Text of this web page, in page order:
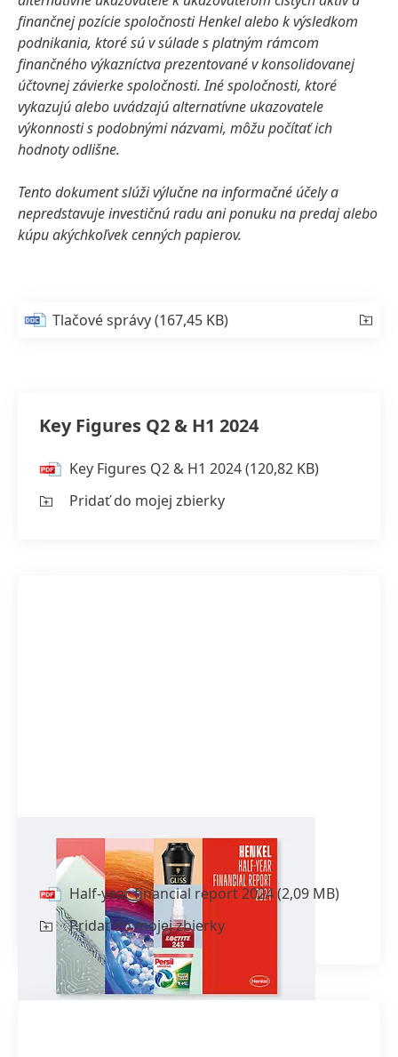
finančnej pozície spoločnosti Henkel alebo k výsledkom
podnikania, ktoré sú v súlade s platným rámcom
finančného výkazníctva prezentované v konsolidovanej
účtovnej závierke spoločnosti. Iné spoločnosti, ktoré
vykazujú alebo uvádzajú alternatívne ukazovatele
výkonnosti s podobnými názvami, môžu počítať ich
hodnoty odlišne.
Tento dokument slúži výlučne na informačné účely a
nepredstavuje investičnú radu ani ponuku na predaj alebo
kúpu akýchkoľvek cenných papierov.
Tlačové správy(167,45 KB)
Key Figures Q2 & H1 2024
Key Figures Q2 & H1 2024(120,82 KB)
Pridať do mojej zbierky
Half-year financial report 2024
Half-year financial report 2024(2,09 MB)
Pridať do mojej zbierky